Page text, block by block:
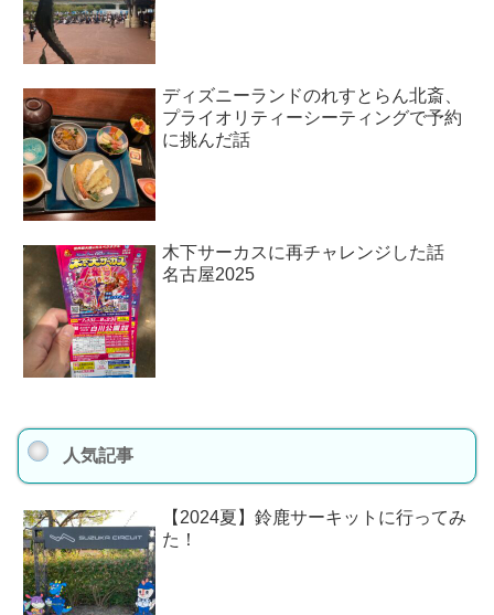
ディズニーランドのれすとらん北斎、
プライオリティーシーティングで予約
に挑んだ話
木下サーカスに再チャレンジした話
名古屋2025
人気記事
【2024夏】鈴鹿サーキットに行ってみ
た！